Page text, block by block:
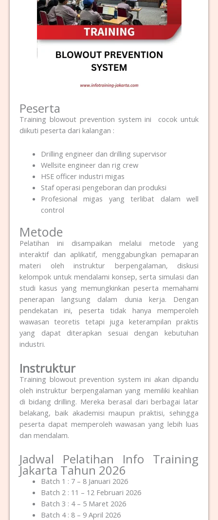
Peserta
Training blowout prevention system ini cocok untuk
diikuti peserta dari kalangan :
Drilling engineer dan drilling supervisor
Wellsite engineer dan rig crew
HSE officer industri migas
Staf operasi pengeboran dan produksi
Profesional migas yang terlibat dalam well
control
Metode
Pelatihan ini disampaikan melalui metode yang
interaktif dan aplikatif, menggabungkan pemaparan
materi oleh instruktur berpengalaman, diskusi
kelompok untuk mendalami konsep, serta simulasi dan
studi kasus yang memungkinkan peserta memahami
penerapan langsung dalam dunia kerja. Dengan
pendekatan ini, peserta tidak hanya memperoleh
wawasan teoretis tetapi juga keterampilan praktis
yang dapat diterapkan sesuai dengan kebutuhan
industri.
Instruktur
Training blowout prevention system ini akan dipandu
oleh instruktur berpengalaman yang memiliki keahlian
di bidang drilling. Mereka berasal dari berbagai latar
belakang, baik akademisi maupun praktisi, sehingga
peserta dapat memperoleh wawasan yang lebih luas
dan mendalam.
Jadwal Pelatihan Info Training
Jakarta Tahun 2026
Batch 1 : 7 – 8 Januari 2026
Batch 2 : 11 – 12 Februari 2026
Batch 3 : 4 – 5 Maret 2026
Batch 4 : 8 – 9 April 2026